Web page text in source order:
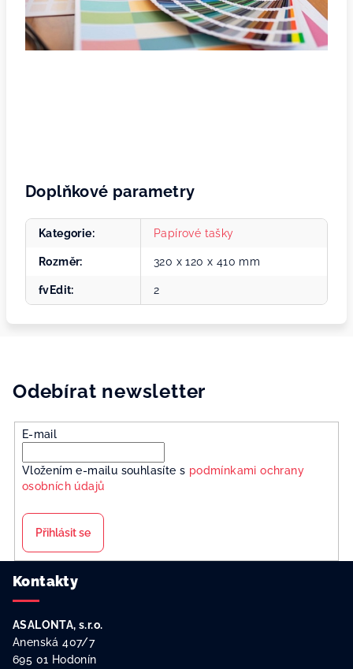
Doplňkové parametry
Kategorie: Papírové tašky
Rozměr: 320 x 120 x 410 mm
fvEdit: 2
Odebírat newsletter
E-mail
Vložením e-mailu souhlasíte s podmínkami ochrany
osobních údajů
Přihlásit se
Kontakty
ASALONTA, s.r.o.
Anenská 407/7
695 01 Hodonín